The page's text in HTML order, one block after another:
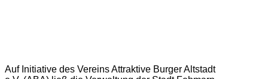
Auf Initiative des Vereins Attraktive Burger Altstadt